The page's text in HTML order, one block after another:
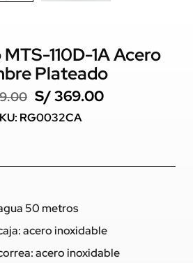
110D-1A Acero
Plateado
S/369.00
RG0032CA
50 metros
acero inoxidable
acero inoxidable